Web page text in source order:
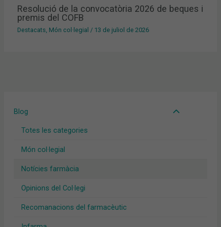
Blog
Totes les categories
Món col·legial
Notícies farmàcia
Opinions del Col·legi
Recomanacions del farmacèutic
Resolució de la convocatòria 2026 de beques i
premis del COFB
Destacats Món col·legial / 13 de juliol de 2026